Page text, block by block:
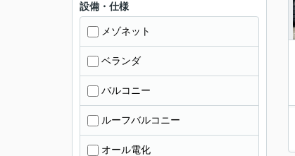
設備・仕様
メゾネット
ベランダ
バルコニー
ルーフバルコニー
オール電化